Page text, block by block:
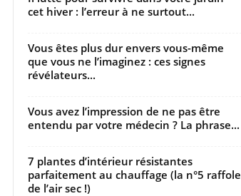
cet hiver : l’erreur à ne surtout...
Vous êtes plus dur envers vous-même
que vous ne l’imaginez : ces signes
révélateurs...
Vous avez l’impression de ne pas être
entendu par votre médecin ? La phrase...
7 plantes d’intérieur résistantes
parfaitement au chauffage (la n°5 raffole
de l’air sec !)